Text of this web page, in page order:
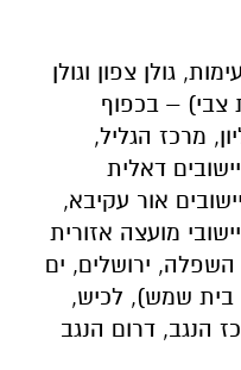
גולן צפון וגולן
צבי) – בכפוף
מרכז הגליל,
דאלית
אור עקיבא,
מועצה אזורית
השפלה, ירושלים, ים
בית שמש), לכיש,
הנגב, דרום הנגב